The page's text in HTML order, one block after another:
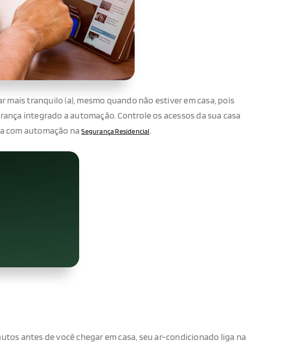
tranquilo (a), mesmo quando não estiver em casa, pois
integrado a automação. Controle os acessos da sua casa
com automação naSegurança Residencial.
antes de você chegar em casa, seu ar-condicionado liga na